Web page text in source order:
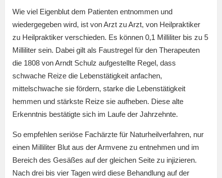
Wie viel Eigenblut dem Patienten entnommen und
wiedergegeben wird, ist von Arzt zu Arzt, von Heilpraktiker
zu Heilpraktiker verschieden. Es können 0,1 Milliliter bis zu 5
Milliliter sein. Dabei gilt als Faustregel für den Therapeuten
die 1808 von Arndt Schulz aufgestellte Regel, dass
schwache Reize die Lebenstätigkeit anfachen,
mittelschwache sie fördern, starke die Lebenstätigkeit
hemmen und stärkste Reize sie aufheben. Diese alte
Erkenntnis bestätigte sich im Laufe der Jahrzehnte.
So empfehlen seriöse Fachärzte für Naturheilverfahren, nur
einen Milliliter Blut aus der Armvene zu entnehmen und im
Bereich des Gesäßes auf der gleichen Seite zu injizieren.
Nach drei bis vier Tagen wird diese Behandlung auf der